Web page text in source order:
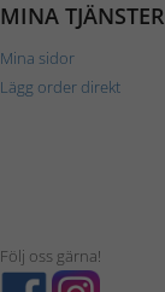
MINA TJÄNSTER
Mina sidor
Lägg order direkt
Följ oss gärna!